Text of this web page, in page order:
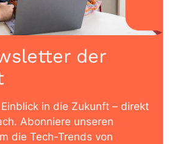
der
in die Zukunft – direkt
Abonniere unseren
die Tech-Trends von